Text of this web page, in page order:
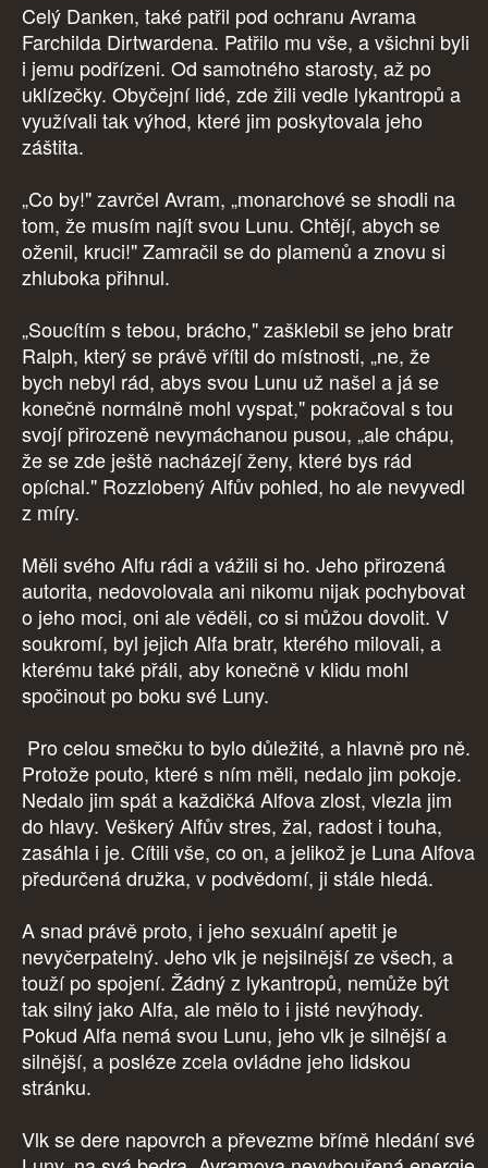
Celý Danken, také patřil pod ochranu Avrama
Farchilda Dirtwardena. Patřilo mu vše, a všichni byli
i jemu podřízeni. Od samotného starosty, až po
uklízečky. Obyčejní lidé, zde žili vedle lykantropů a
využívali tak výhod, které jim poskytovala jeho
záštita.
„Co by!" zavrčel Avram, „monarchové se shodli na
tom, že musím najít svou Lunu. Chtějí, abych se
oženil, kruci!" Zamračil se do plamenů a znovu si
zhluboka přihnul.
„Soucítím s tebou, brácho," zašklebil se jeho bratr
Ralph, který se právě vřítil do místnosti, „ne, že
bych nebyl rád, abys svou Lunu už našel a já se
konečně normálně mohl vyspat," pokračoval s tou
svojí přirozeně nevymáchanou pusou, „ale chápu,
že se zde ještě nacházejí ženy, které bys rád
opíchal." Rozzlobený Alfův pohled, ho ale nevyvedl
z míry.
Měli svého Alfu rádi a vážili si ho. Jeho přirozená
autorita, nedovolovala ani nikomu nijak pochybovat
o jeho moci, oni ale věděli, co si můžou dovolit. V
soukromí, byl jejich Alfa bratr, kterého milovali, a
kterému také přáli, aby konečně v klidu mohl
spočinout po boku své Luny.
Pro celou smečku to bylo důležité, a hlavně pro ně.
Protože pouto, které s ním měli, nedalo jim pokoje.
Nedalo jim spát a každičká Alfova zlost, vlezla jim
do hlavy. Veškerý Alfův stres, žal, radost i touha,
zasáhla i je. Cítili vše, co on, a jelikož je Luna Alfova
předurčená družka, v podvědomí, ji stále hledá.
A snad právě proto, i jeho sexuální apetit je
nevyčerpatelný. Jeho vlk je nejsilnější ze všech, a
touží po spojení. Žádný z lykantropů, nemůže být
tak silný jako Alfa, ale mělo to i jisté nevýhody.
Pokud Alfa nemá svou Lunu, jeho vlk je silnější a
silnější, a posléze zcela ovládne jeho lidskou
stránku.
Vlk se dere napovrch a převezme břímě hledání své